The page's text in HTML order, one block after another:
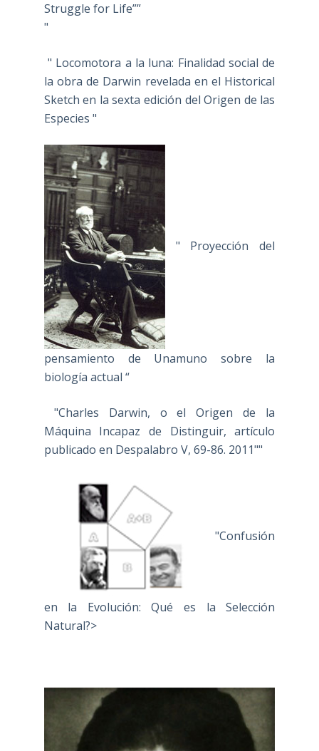
Struggle for Life””
"
" Locomotora a la luna: Finalidad social de
la obra de Darwin revelada en el Historical
Sketch en la sexta edición del Origen de las
Especies "
" Proyección del
pensamiento de Unamuno sobre la
biología actual “
"Charles Darwin, o el Origen de la
Máquina Incapaz de Distinguir, artículo
publicado en Despalabro V, 69-86. 2011""
"Confusión
en la Evolución: Qué es la Selección
Natural?>